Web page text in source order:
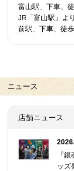
富山駅」下車、
JR「富山駅」よ
前駅」下車、徒
ニュース
店舗ニュース
『
ッズ